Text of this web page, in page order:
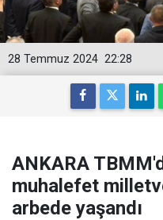
22:28
28 Temmuz 2024
ANKARA
muhalefet
arbede yaşandı